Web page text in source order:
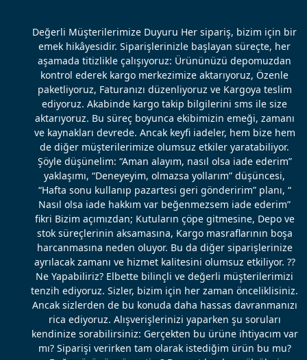
Değerli Müşterilerimize Duyuru Her sipariş, bizim için bir
emek hikâyesidir. Siparişlerinizle başlayan süreçte, her
aşamada titizlikle çalışıyoruz: Ürününüzü depomuzdan
kontrol ederek kargo merkezimize aktarıyoruz, Özenle
paketliyoruz, Faturanızı düzenliyoruz ve Kargoya teslim
ediyoruz. Akabinde kargo takip bilgilerini sms ile size
aktarıyoruz. Bu süreç boyunca ekibimizin emeği, zamanı
ve kaynakları devrede. Ancak keyfi iadeler, hem bize hem
de diğer müşterilerimize olumsuz etkiler yaratabiliyor.
Şöyle düşünelim: “Aman alayım, nasıl olsa iade ederim”
yaklaşımı, “Deneyeyim, olmazsa yollarım” düşüncesi,
“Hafta sonu kullanıp pazartesi geri gönderirim” planı, “
Nasıl olsa iade hakkım var beğenmezsem iade ederim”
fikri Bizim açımızdan; Kutuların çöpe gitmesine, Depo ve
stok süreçlerinin aksamasına, Kargo masraflarının boşa
harcanmasına neden oluyor. Bu da diğer siparişlerinize
ayrılacak zamanı ve hizmet kalitesini olumsuz etkiliyor. ??
Ne Yapabiliriz? Elbette bilinçli ve değerli müşterilerimizi
tenzih ediyoruz. Sizler, bizim için her zaman önceliklisiniz.
Ancak sizlerden de bu konuda daha hassas davranmanızı
rica ediyoruz. Alışverişlerinizi yaparken şu soruları
kendinize sorabilirsiniz: Gerçekten bu ürüne ihtiyacım var
mı? Siparişi verirken tam olarak istediğim ürün bu mu?